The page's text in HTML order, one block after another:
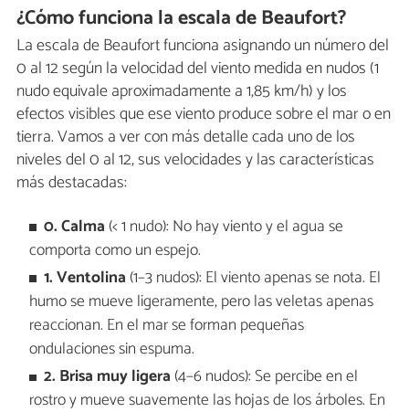
¿Cómo funciona la escala de Beaufort?
La escala de Beaufort funciona asignando un número del
0 al 12 según la velocidad del viento medida en nudos (1
nudo equivale aproximadamente a 1,85 km/h) y los
efectos visibles que ese viento produce sobre el mar o en
tierra. Vamos a ver con más detalle cada uno de los
niveles del 0 al 12, sus velocidades y las características
más destacadas:
0. Calma (< 1 nudo): No hay viento y el agua se
comporta como un espejo.
1. Ventolina (1–3 nudos): El viento apenas se nota. El
humo se mueve ligeramente, pero las veletas apenas
reaccionan. En el mar se forman pequeñas
ondulaciones sin espuma.
2. Brisa muy ligera (4–6 nudos): Se percibe en el
rostro y mueve suavemente las hojas de los árboles. En